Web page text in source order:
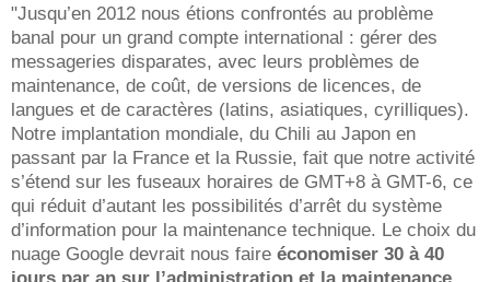
"Jusqu’en 2012 nous étions confrontés au problème
banal pour un grand compte international : gérer des
messageries disparates, avec leurs problèmes de
maintenance, de coût, de versions de licences, de
langues et de caractères (latins, asiatiques, cyrilliques).
Notre implantation mondiale, du Chili au Japon en
passant par la France et la Russie, fait que notre activité
s’étend sur les fuseaux horaires de GMT+8 à GMT-6, ce
qui réduit d’autant les possibilités d’arrêt du système
d’information pour la maintenance technique. Le choix du
nuage Google devrait nous faire économiser 30 à 40
jours par an sur l’administration et la maintenance